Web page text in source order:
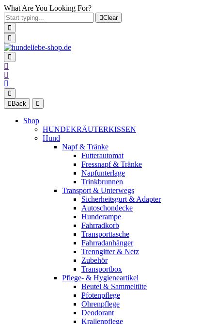
What Are You Looking For?
Clear
Back
Shop
HUNDEKRÄUTERKISSEN
Hund
Napf & Tränke
Futterautomat
Fressnapf & Tränke
Napfunterlage
Trinkbrunnen
Transport & Unterwegs
Sicherheitsgurt & Adapter
Autoschondecke
Hunderampe
Fahrradkorb
Transporttasche
Fahrradanhänger
Trenngitter & Netz
Zubehör
Transportbox
Pflege- & Hygieneartikel
Beutel & Sammeltüte
Pfotenpflege
Ohrenpflege
Deodorant
Krallenpflege